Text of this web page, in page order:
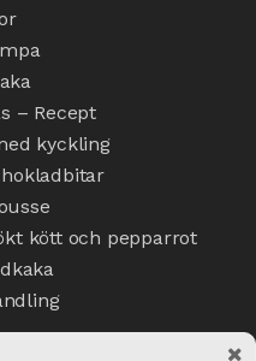
– Recept
kyckling
kött och pepparrot